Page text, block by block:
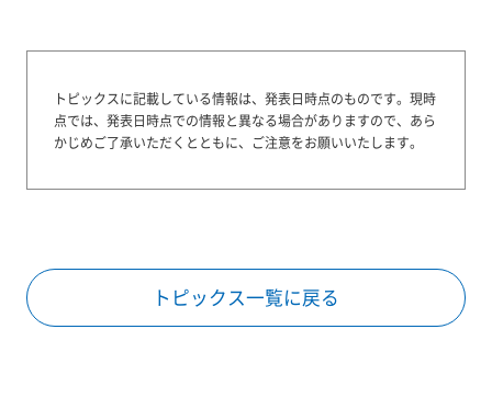
トピックスに記載している情報は、発表日時点のものです。 現時
点では、発表日時点での情報と異なる場合がありますので、あら
かじめご了承いただくとともに、ご注意をお願いいたします。
トピックス一覧に戻る